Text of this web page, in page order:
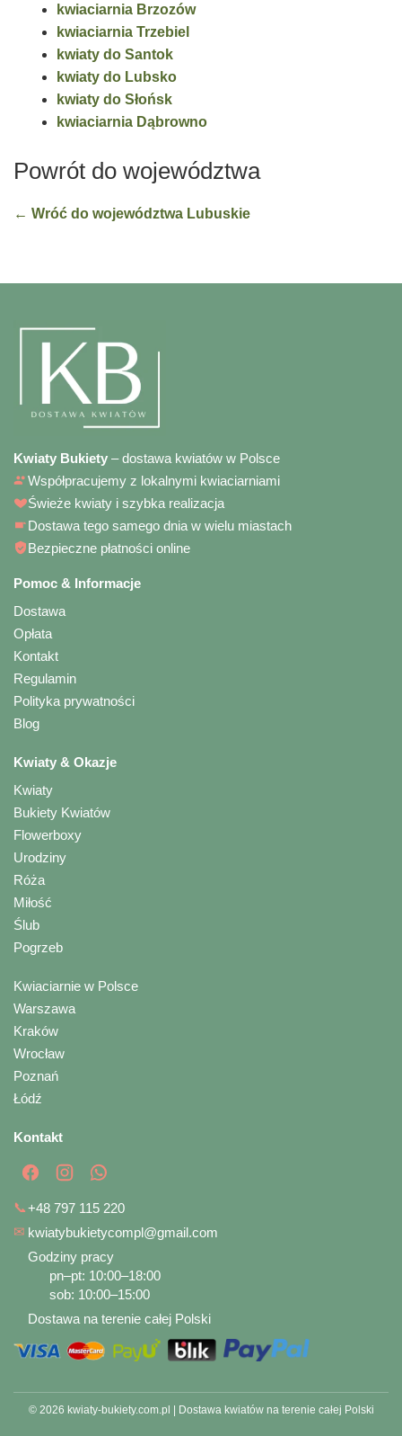
kwiaciarnia Brzozów
kwiaciarnia Trzebiel
kwiaty do Santok
kwiaty do Lubsko
kwiaty do Słońsk
kwiaciarnia Dąbrowno
Powrót do województwa
← Wróć do województwa Lubuskie
Kwiaty Bukiety – dostawa kwiatów w Polsce
Współpracujemy z lokalnymi kwiaciarniami
Świeże kwiaty i szybka realizacja
Dostawa tego samego dnia w wielu miastach
Bezpieczne płatności online
Pomoc & Informacje
Dostawa
Opłata
Kontakt
Regulamin
Polityka prywatności
Blog
Kwiaty & Okazje
Kwiaty
Bukiety Kwiatów
Flowerboxy
Urodziny
Róża
Miłość
Ślub
Pogrzeb
Kwiaciarnie w Polsce
Warszawa
Kraków
Wrocław
Poznań
Łódź
Kontakt
📞+48 797 115 220
✉ kwiatybukietycompl@gmail.com
Godziny pracy
pn–pt: 10:00–18:00
sob: 10:00–15:00
Dostawa na terenie całej Polski
© 2026 kwiaty-bukiety.com.pl | Dostawa kwiatów na terenie całej Polski